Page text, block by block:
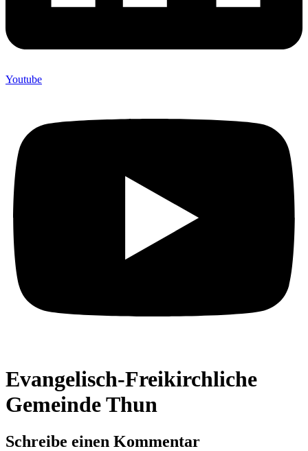
Youtube
Evangelisch-Freikirchliche
Gemeinde Thun
Schreibe einen Kommentar